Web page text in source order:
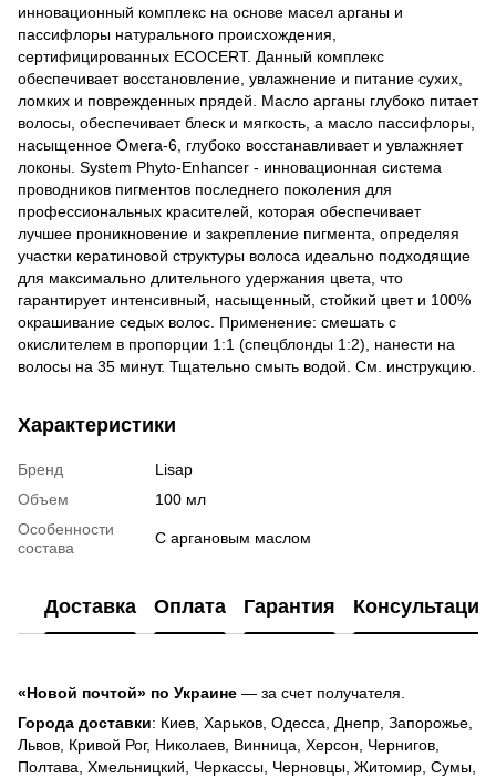
инновационный комплекс на основе масел арганы и
пассифлоры натурального происхождения,
сертифицированных ECOCERT. Данный комплекс
обеспечивает восстановление, увлажнение и питание сухих,
ломких и поврежденных прядей. Масло арганы глубоко питает
волосы, обеспечивает блеск и мягкость, а масло пассифлоры,
насыщенное Омега-6, глубоко восстанавливает и увлажняет
локоны. System Phyto-Enhancer - инновационная система
проводников пигментов последнего поколения для
профессиональных красителей, которая обеспечивает
лучшее проникновение и закрепление пигмента, определяя
участки кератиновой структуры волоса идеально подходящие
для максимально длительного удержания цвета, что
гарантирует интенсивный, насыщенный, стойкий цвет и 100%
окрашивание седых волос. Применение: смешать с
окислителем в пропорции 1:1 (спецблонды 1:2), нанести на
волосы на 35 минут. Тщательно смыть водой. См. инструкцию.
Характеристики
Бренд
Lisap
Объем
100 мл
Особенности
состава
С аргановым маслом
Доставка Оплата Гарантия Консультация
«Новой почтой» по Украине — за счет получателя.
Города доставки: Киев, Харьков, Одесса, Днепр, Запорожье,
Львов, Кривой Рог, Николаев, Винница, Херсон, Чернигов,
Полтава, Хмельницкий, Черкассы, Черновцы, Житомир, Сумы,